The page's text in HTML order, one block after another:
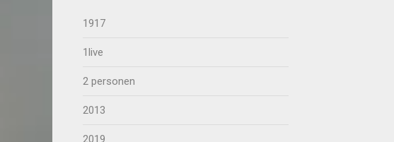
1917
1live
2 personen
2013
2019